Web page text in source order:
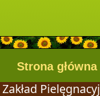
Strona główna
Zakład